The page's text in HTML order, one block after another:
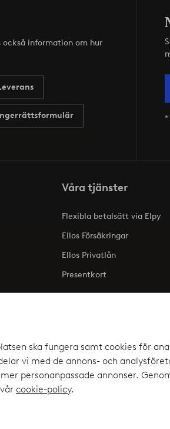
ska fungera samt cookies för
vi med de annons- och
personanpassade annonser.
cookie-policy.
också information om hur
*
Våra tjänster
Flexibla betalsätt via Elpy
Ellos Försäkringar
Ellos Privatlån
Presentkort
upp
elpy